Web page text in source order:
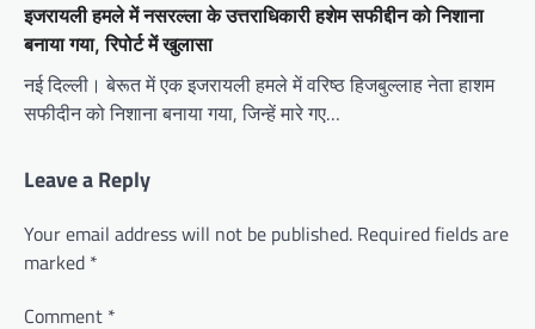
इजरायली हमले में नसरल्ला के उत्तराधिकारी हशेम सफीद्दीन को निशाना
बनाया गया, रिपोर्ट में खुलासा
नई दिल्ली। बेरूत में एक इजरायली हमले में वरिष्ठ हिजबुल्लाह नेता हाशम
सफीदीन को निशाना बनाया गया, जिन्हें मारे गए…
Leave a Reply
Your email address will not be published. Required fields are
marked *
Comment *